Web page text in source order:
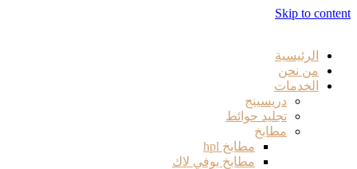
Skip to content
الرئيسية
من نحن
الخدمات
دريسينج
تجليد حوائط
مطابخ
مطابخ hpl
مطابخ يوفي لاك